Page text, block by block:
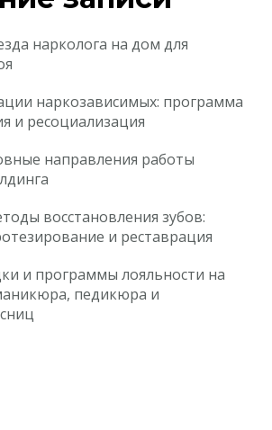
нарколога на дом для
наркозависимых: программа
и ресоциализация
направления работы
восстановления зубов:
и реставрация
и программы лояльности на
педикюра и